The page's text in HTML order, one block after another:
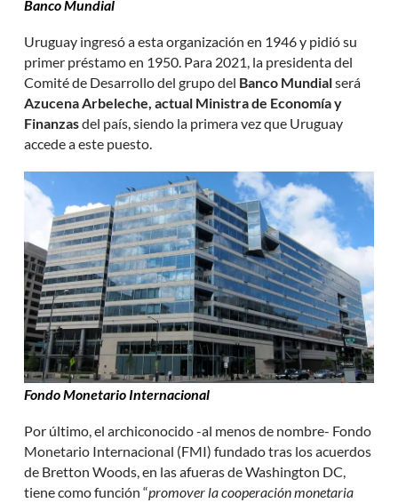
Banco Mundial
Uruguay ingresó a esta organización en 1946 y pidió su
primer préstamo en 1950. Para 2021, la presidenta del
Comité de Desarrollo del grupo del Banco Mundialserá
Azucena Arbeleche, actual Ministra de Economía y
Finanzasdel país, siendo la primera vez que Uruguay
accede a este puesto.
Fondo Monetario Internacional
Por último, el archiconocido -al menos de nombre- Fondo
Monetario Internacional (FMI) fundado tras los acuerdos
de Bretton Woods, en las afueras de Washington DC,
tiene como función “promover la cooperación monetaria